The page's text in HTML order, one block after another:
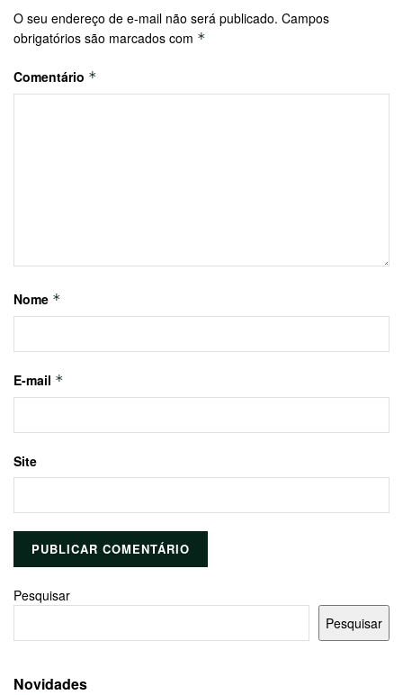
O seu endereço de e-mail não será publicado. Campos
obrigatórios são marcados com *
Comentário *
Nome *
E-mail *
Site
Pesquisar
Pesquisar
Novidades